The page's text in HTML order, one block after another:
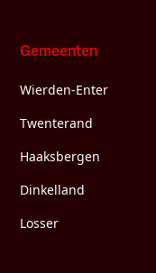
Gemeenten
Wierden-Enter
Twenterand
Haaksbergen
Dinkelland
Losser